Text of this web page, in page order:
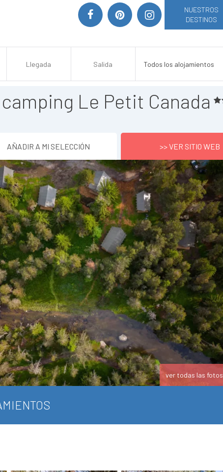
NUESTROS
DESTINOS
camping Le Petit Canada
AÑADIR A MI SELECCIÓN >> VER SITIO WEB
ver todas las fotos